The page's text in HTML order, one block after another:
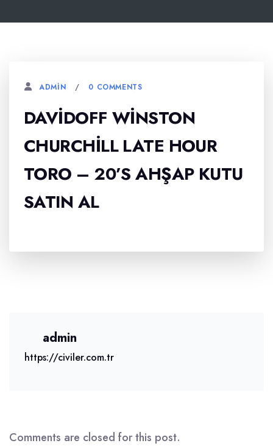
ADMIN 0 COMMENTS
DAVIDOFF WINSTON
CHURCHILL LATE HOUR
TORO – 20’S AHŞAP KUTU
SATIN AL
admin
https://civiler.com.tr
Comments are closed for this post.